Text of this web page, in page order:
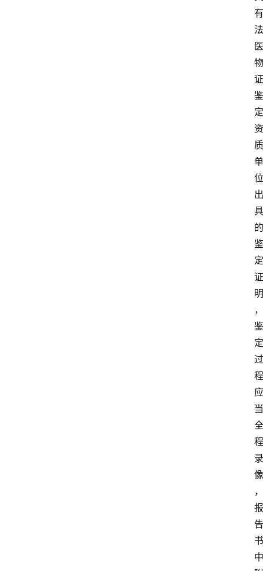
有
法
医
物
证
鉴
定
资
质
单
位
出
具
的
鉴
定
证
明
，
鉴
定
过
程
应
当
全
程
录
像
，
报
告
书
中